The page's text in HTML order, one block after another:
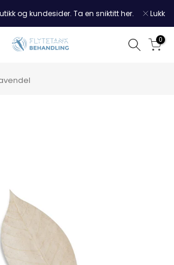
og kundesider. Ta en sniktitt her. Lukk
0